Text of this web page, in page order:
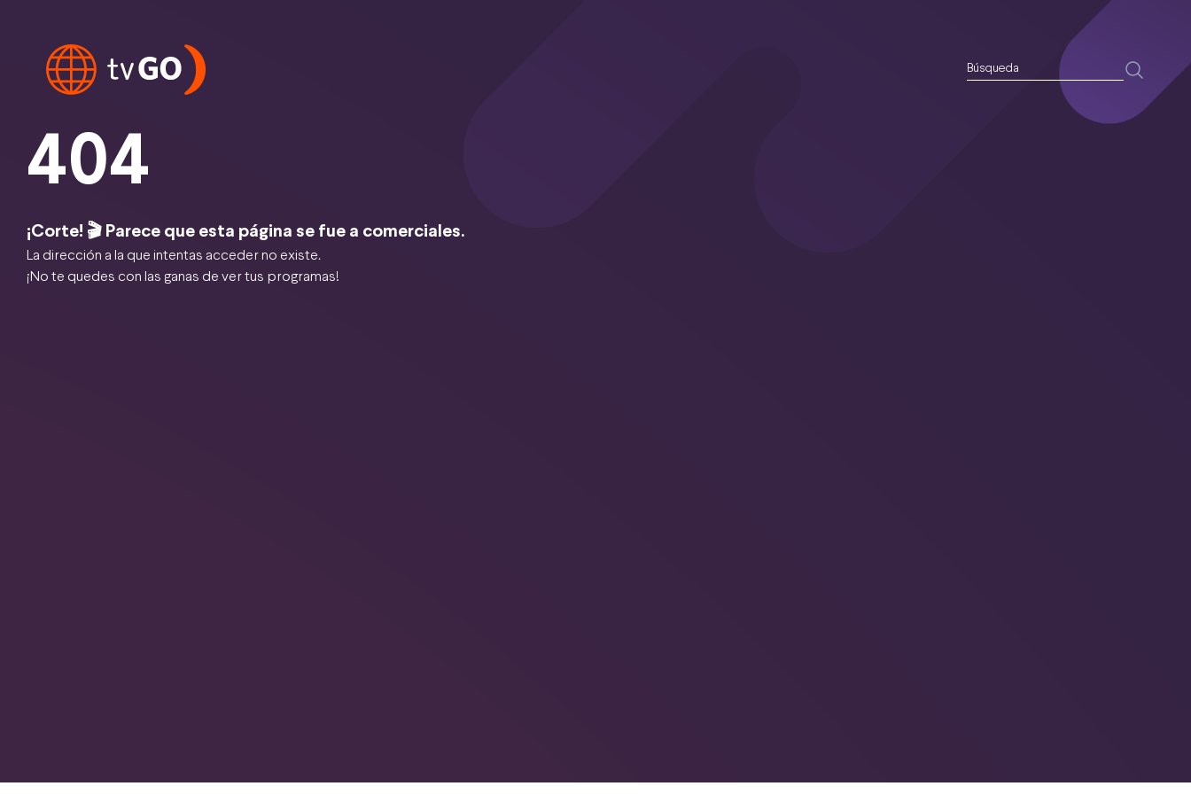
404
¡Corte! 🎬 Parece que esta página se fue a comerciales.
La dirección a la que intentas acceder no existe.
¡No te quedes con las ganas de ver tus programas!